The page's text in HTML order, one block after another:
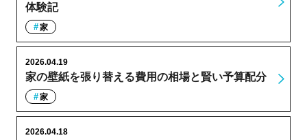
体験記
家
家の壁紙を張り替える費用の相場と賢い予算配分
2026.04.19
家
2026.04.18